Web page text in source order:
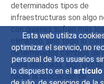
Esta web utiliza
optimizar el servicio, no
personal de los usuarios
lo dispuesto en el artículo
determinados tipos de
infraestructuras son algo
con quienes sufren más
climático, sino todo lo
determinados cambios de
cosa disociada, algo
hacer la asociación de